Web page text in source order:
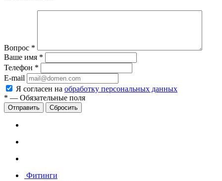
Вопрос *
Ваше имя *
Телефон *
E-mail
Я согласен на обработку персональных данных
* — Обязательные поля
Сбросить
Фитинги